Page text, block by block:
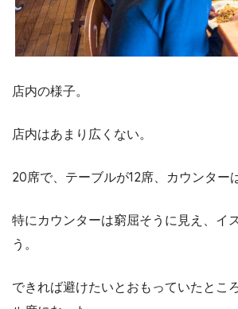
店内の様子。
店内はあまり広くない。
20席で、テーブルが12席、カウンター
特にカウンターは窮屈そうに見え、イ
う。
できれば避けたいとおもっていたとこ